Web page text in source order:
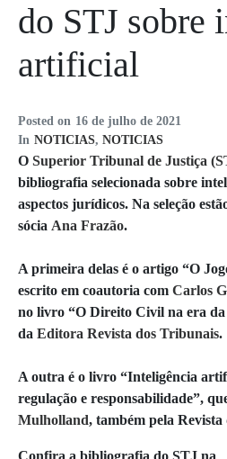
Posted on 16 de julho de 2021
In NOTICIAS, NOTICIAS
do STJ sobre
artificial
O Superior Tribunal de Justiça
bibliografia selecionada sobre
aspectos jurídicos. Na seleção
sócia Ana Frazão.
A primeira delas é o artigo “O
escrito em coautoria com Carlos
no livro “O Direito Civil na era
da Editora Revista dos Tribunais.
A outra é o livro “Inteligência
regulação e responsabilidade”,
Mulholland, também pela